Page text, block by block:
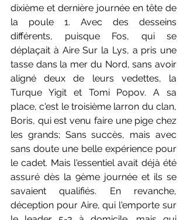
dixième et dernière journée en tête de
la poule 1. Avec des desseins
différents, puisque Fos, qui se
déplaçait à Aire Sur la Lys, a pris une
tasse dans la mer du Nord, sans avoir
aligné deux de leurs vedettes, la
Turque Yigit et Tomi Popov. A sa
place, c'est le troisième larron du clan,
Boris, qui est venu faire une pige chez
les grands; Sans succès, mais avec
sans doute une belle expérience pour
le cadet. Mais l'essentiel avait déjà été
assuré dès la 9ème journée et ils se
savaient qualifiés. En revanche,
déception pour Aire, qui l'emporte sur